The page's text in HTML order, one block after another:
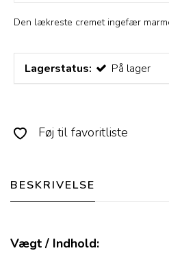
Den lækreste cremet ingefær
Lagerstatus: På lager
Føj til favoritliste
BESKRIVELSE
Vægt / Indhold: